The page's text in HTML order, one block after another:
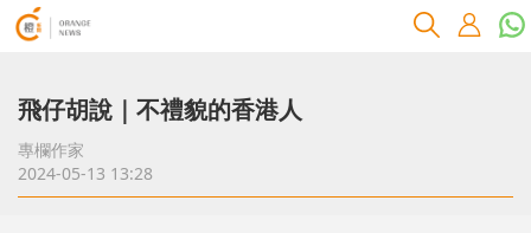
飛仔胡說｜不禮貌的香港人
專欄作家
2024-05-13 13:28